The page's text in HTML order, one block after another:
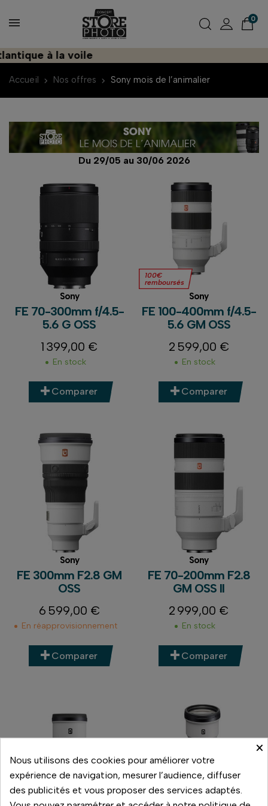
0
à la voile
Accueil Nos offres Sony mois de l’animalier
Du 29/05 au 30/06 2026
Sony
FE 70-300mm f/4.5-
5.6 G OSS
Prix
1 399,00 €
En stock
Comparer
100€
remboursés
Sony
FE 100-400mm f/4.5-
5.6 GM OSS
Prix
2 599,00 €
En stock
Comparer
Sony
FE 300mm F2.8 GM
OSS
Prix
6 599,00 €
En réapprovisionnement
Comparer
Sony
FE 70-200mm F2.8
GM OSS II
Prix
2 999,00 €
En stock
Comparer
100€
×
Nous utilisons des cookies pour améliorer votre
expérience de navigation, mesurer l’audience, diffuser
des publicités et vous proposer des services adaptés.